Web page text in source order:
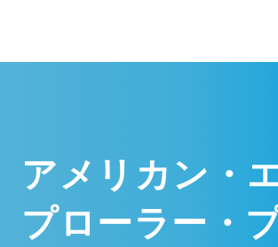
アメリカン・
プローラー・